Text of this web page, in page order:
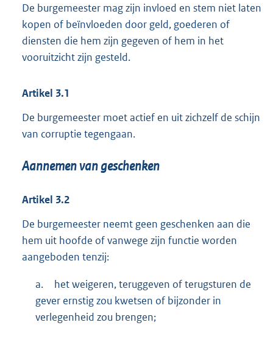
De burgemeester mag zijn invloed en stem niet laten
kopen of beïnvloeden door geld, goederen of
diensten die hem zijn gegeven of hem in het
vooruitzicht zijn gesteld.
Artikel 3.1
De burgemeester moet actief en uit zichzelf de schijn
van corruptie tegengaan.
Aannemen van geschenken
Artikel 3.2
De burgemeester neemt geen geschenken aan die
hem uit hoofde of vanwege zijn functie worden
aangeboden tenzij:
a.
het weigeren, teruggeven of terugsturen de
gever ernstig zou kwetsen of bijzonder in
verlegenheid zou brengen;